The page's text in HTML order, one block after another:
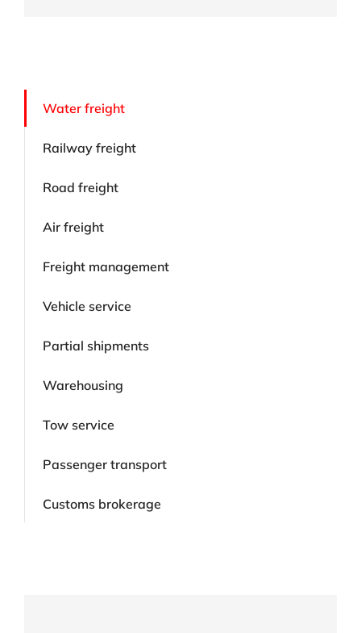
Water freight
Railway freight
Road freight
Air freight
Freight management
Vehicle service
Partial shipments
Warehousing
Tow service
Passenger transport
Customs brokerage